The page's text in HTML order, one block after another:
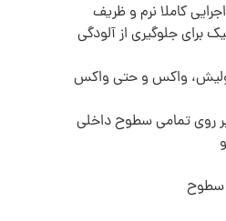
کاملا نرم و ظریف
برای جلوگیری از آلودگی
واکس و حتی واکس
روی تمامی سطوح داخلی
سطوح